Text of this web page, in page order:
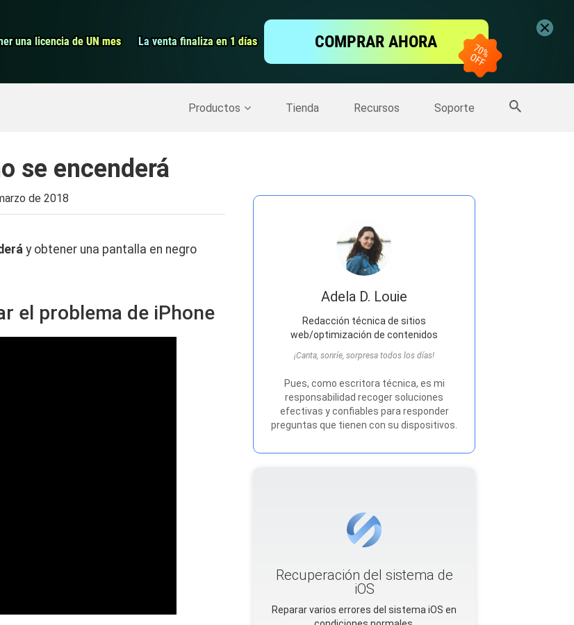
una licencia de UN mes
una licencia de UN mes La venta finaliza en 1 días
La venta finaliza en 1 días COMPRAR AHORA
Productos Tienda Recursos Soporte
Grabador de pantalla
Copia de seguridad del iPhone >> Más productos
se encenderá
de 2018
y obtener una pantalla en negro
el problema de iPhone
Adela D. Louie
Redacción técnica de sitios
web/optimización de contenidos
¡Canta, sonríe, sorpresa todos los días!
Pues, como escritora técnica, es mi
responsabilidad recoger soluciones
efectivas y confiables para responder
preguntas que tienen con su dispositivos.
Recuperación del sistema de
iOS
Reparar varios errores del sistema iOS en